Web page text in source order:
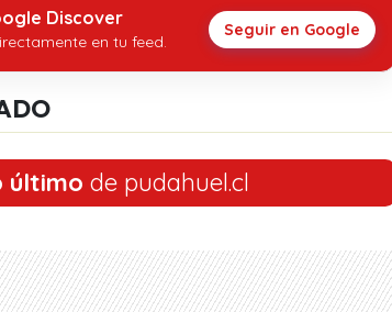
Discover
en tu feed.
Seguir en Google
último de pudahuel.cl